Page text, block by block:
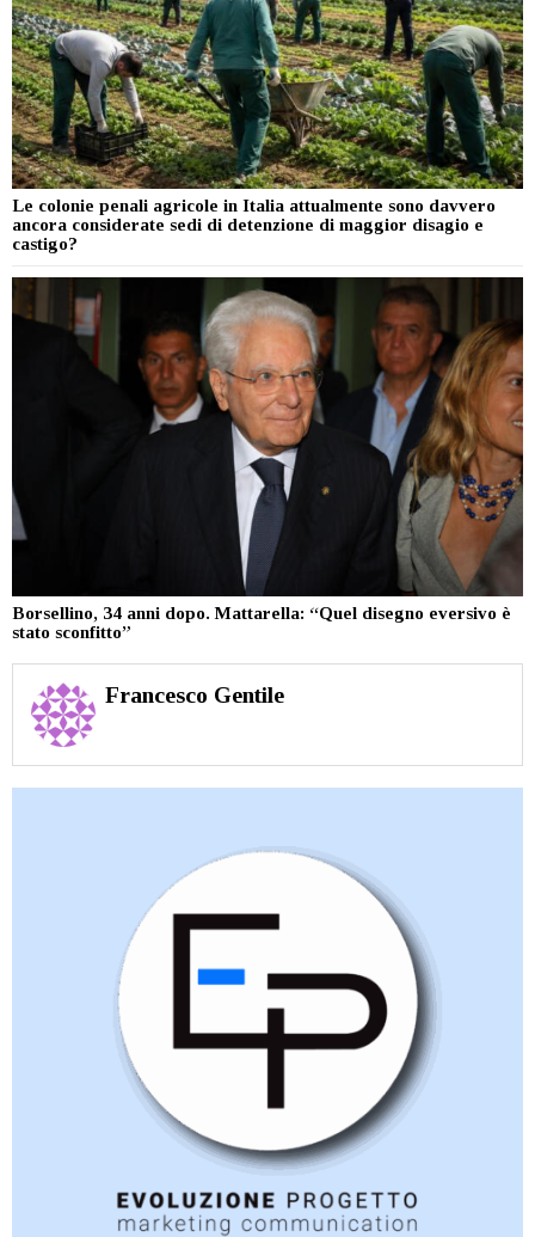
Le colonie penali agricole in Italia attualmente sono davvero
ancora considerate sedi di detenzione di maggior disagio e
castigo?
Borsellino, 34 anni dopo. Mattarella: “Quel disegno eversivo è
stato sconfitto”
Francesco Gentile